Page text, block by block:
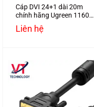
Cáp DVI 24+1 dài 20m
chính hãng Ugreen 11602
hỗ trợ Full HD1080P
Liên hệ